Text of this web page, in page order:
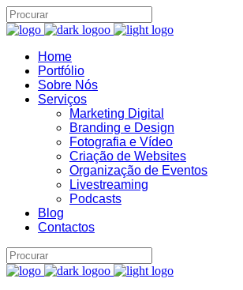
Home
Portfólio
Sobre Nós
Serviços
Marketing Digital
Branding e Design
Fotografia e Vídeo
Criação de Websites
Organização de Eventos
Livestreaming
Podcasts
Blog
Contactos